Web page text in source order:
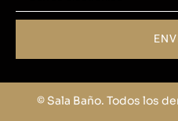
© Sala Baño. Todos los